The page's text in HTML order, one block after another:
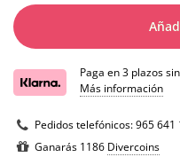
Paga en 3 plazos
Más información
Pedidos telefónicos:965 641
Ganarás 1186 Divercoins